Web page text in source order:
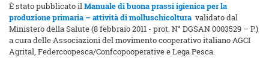
È stato pubblicato ilManuale di buona prassi igienica per la
produzione primaria – attività di molluschicoltura validato dal
Ministero della Salute (8 febbraio 2011 - prot. N° DGSAN 0003529 – P.)
a cura delle Associazioni del movimento cooperativo italiano AGCI
Agrital, Federcoopesca/Confcopooperative e Lega Pesca.